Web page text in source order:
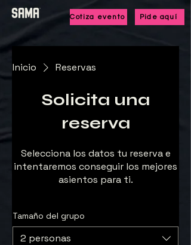
Cotiza evento Pide aquí
Inicio Reservas
Solicita una
reserva
Selecciona los datos tu reserva e
intentaremos conseguir los mejores
asientos para ti.
Tamaño del grupo
2 personas